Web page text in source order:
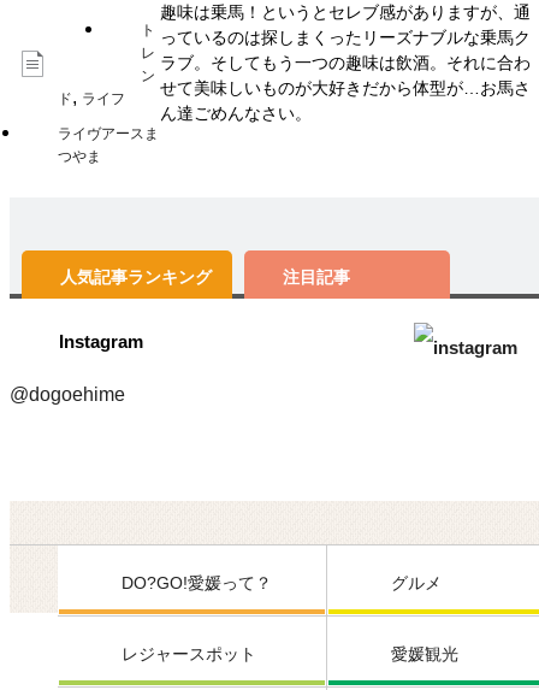
趣味は乗馬！というとセレブ感がありますが、通
っているのは探しまくったリーズナブルな乗馬ク
ラブ。そしてもう一つの趣味は飲酒。それに合わ
せて美味しいものが大好きだから体型が…お馬さ
ん達ごめんなさい。
ト
レ
ン
ド, ライフ
ライヴアースま
つやま
人気記事ランキング 注目記事
Instagram
@dogoehime
DO?GO!愛媛って？ グルメ
レジャースポット 愛媛観光